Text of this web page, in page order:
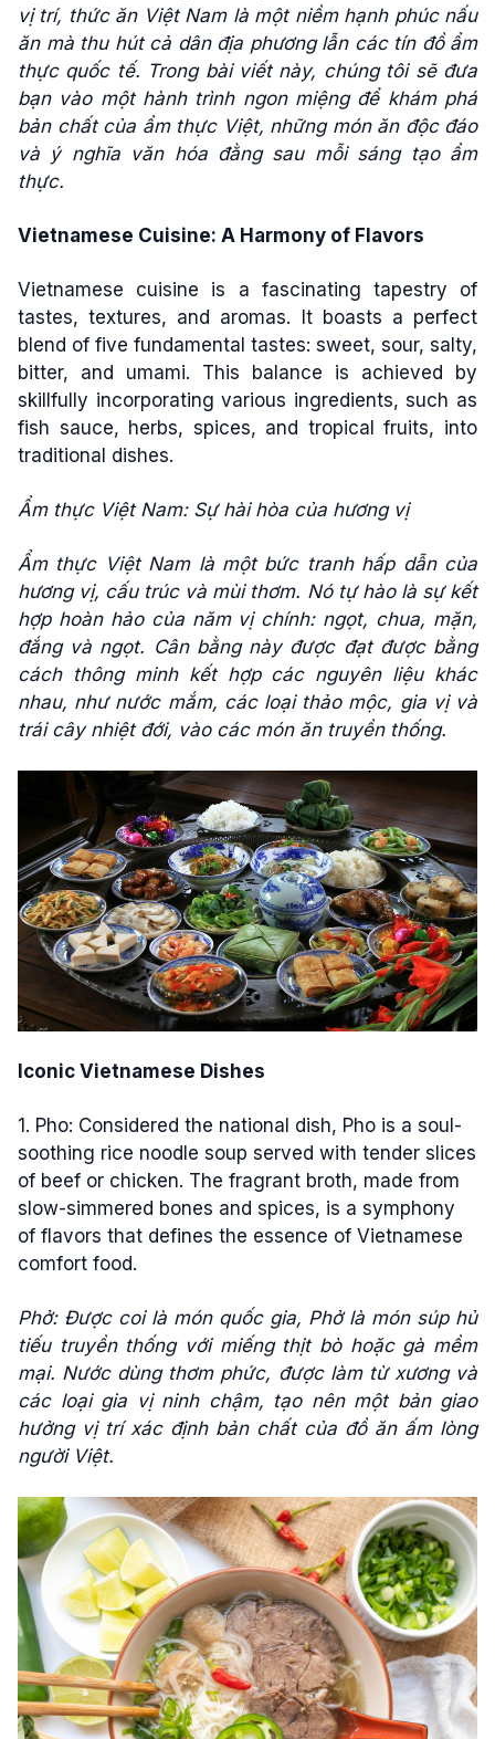
vị trí, thức ăn Việt Nam là một niềm hạnh phúc nấu
ăn mà thu hút cả dân địa phương lẫn các tín đồ ẩm
thực quốc tế. Trong bài viết này, chúng tôi sẽ đưa
bạn vào một hành trình ngon miệng để khám phá
bản chất của ẩm thực Việt, những món ăn độc đáo
và ý nghĩa văn hóa đằng sau mỗi sáng tạo ẩm
thực.
Vietnamese Cuisine: A Harmony of Flavors
Vietnamese cuisine is a fascinating tapestry of
tastes, textures, and aromas. It boasts a perfect
blend of five fundamental tastes: sweet, sour, salty,
bitter, and umami. This balance is achieved by
skillfully incorporating various ingredients, such as
fish sauce, herbs, spices, and tropical fruits, into
traditional dishes.
Ẩm thực Việt Nam: Sự hài hòa của hương vị
Ẩm thực Việt Nam là một bức tranh hấp dẫn của
hương vị, cấu trúc và mùi thơm. Nó tự hào là sự kết
hợp hoàn hảo của năm vị chính: ngọt, chua, mặn,
đắng và ngọt. Cân bằng này được đạt được bằng
cách thông minh kết hợp các nguyên liệu khác
nhau, như nước mắm, các loại thảo mộc, gia vị và
trái cây nhiệt đới, vào các món ăn truyền thống.
Iconic Vietnamese Dishes
1. Pho: Considered the national dish, Pho is a soul-
soothing rice noodle soup served with tender slices
of beef or chicken. The fragrant broth, made from
slow-simmered bones and spices, is a symphony
of flavors that defines the essence of Vietnamese
comfort food.
Phở: Được coi là món quốc gia, Phở là món súp hủ
tiếu truyền thống với miếng thịt bò hoặc gà mềm
mại. Nước dùng thơm phức, được làm từ xương và
các loại gia vị ninh chậm, tạo nên một bản giao
hưởng vị trí xác định bản chất của đồ ăn ấm lòng
người Việt.